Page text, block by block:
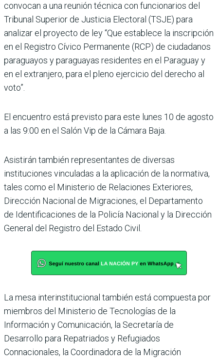
convocan a una reunión técnica con funcionarios del
Tribunal Superior de Justicia Electoral (TSJE) para
analizar el proyecto de ley “Que establece la inscripción
en el Registro Cívico Permanente (RCP) de ciudadanos
paraguayos y paraguayas residentes en el Paraguay y
en el extranjero, para el pleno ejercicio del derecho al
voto”.
El encuentro está previsto para este lunes 10 de agosto
a las 9:00 en el Salón Vip de la Cámara Baja.
Asistirán también representantes de diversas
instituciones vinculadas a la aplicación de la normativa,
tales como el Ministerio de Relaciones Exteriores,
Dirección Nacional de Migraciones, el Departamento
de Identificaciones de la Policía Nacional y la Dirección
General del Registro del Estado Civil.
La mesa interinstitucional también está compuesta por
miembros del Ministerio de Tecnologías de la
Información y Comunicación, la Secretaría de
Desarrollo para Repatriados y Refugiados
Connacionales, la Coordinadora de la Migración